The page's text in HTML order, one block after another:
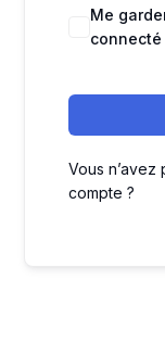
Me
connecté
Vous n’avez
compte ?